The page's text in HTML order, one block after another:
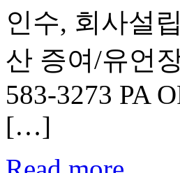
인수, 회사설
산 증여/유언
583-3273 PA
[…]